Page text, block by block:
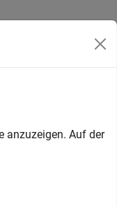
anzuzeigen. Auf der